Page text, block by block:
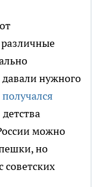
нужного
можно
но